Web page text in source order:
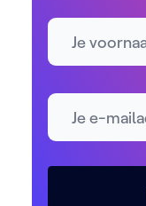
Naam
E-mailadres *